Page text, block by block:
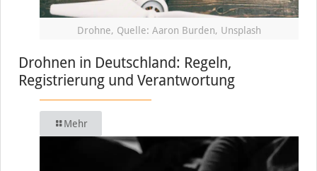
Drohne, Quelle: Aaron Burden, Unsplash
Drohnen in Deutschland: Regeln,
Registrierung und Verantwortung
Mehr